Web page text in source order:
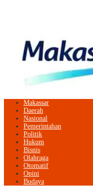
Makassar
Daerah
Nasional
Pemerintahan
Politik
Hukum
Bisnis
Olahraga
Otomatif
Opini
Budaya